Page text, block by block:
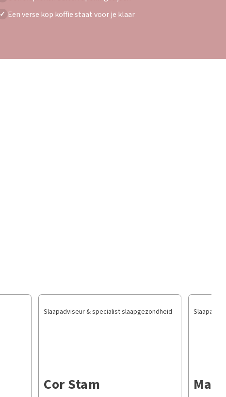
✓ Een verse kop koffie staat voor je klaar
Slaapadviseur & specialist slaapgezondheid
Cor Stam